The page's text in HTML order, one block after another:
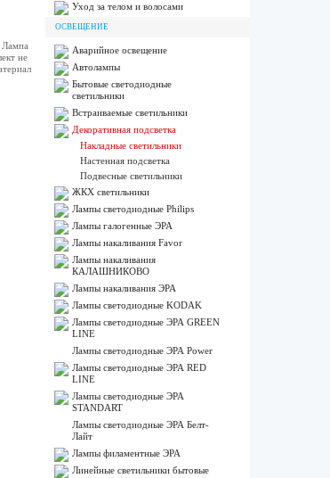
Лампа
не
Уход за телом и волосами
ОСВЕЩЕНИЕ
Аварийное освещение
Автолампы
Бытовые светодиодные
светильники
Встраиваемые светильники
Декоративная подсветка
Накладные светильники
Настенная подсветка
Подвесные светильники
ЖКХ светильники
Лампы cветодиодные Philips
Лампы галогенные ЭРА
Лампы накаливания Favor
Лампы накаливания
КАЛАШНИКОВО
Лампы накаливания ЭРА
Лампы светодиодные KODAK
Лампы светодиодные ЭРА GREEN
LINE
Лампы светодиодные ЭРА Power
Лампы светодиодные ЭРА RED
LINE
Лампы светодиодные ЭРА
STANDART
Лампы светодиодные ЭРА Белт-
Лайт
Лампы филаментные ЭРА
Линейные светильники бытовые